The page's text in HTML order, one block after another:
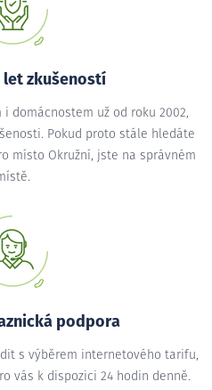
let zkušeností
domácnostem už od roku 2002,
Pokud proto stále hledáte
místo Okružní, jste na správném
podpora
s výběrem internetového tarifu,
vás k dispozici 24 hodin denně.